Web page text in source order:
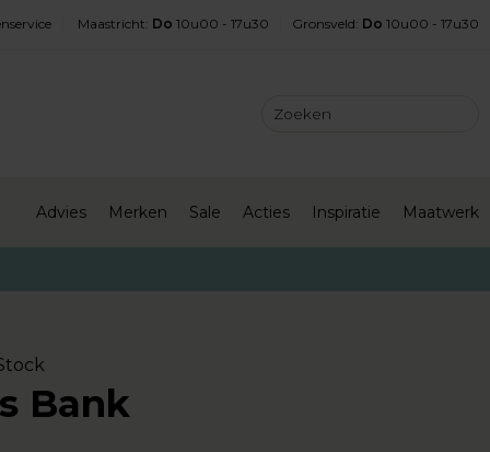
Maastricht: Do 10u00 - 17u30 Gronsveld: Do 10u00 - 17u30
Advies Merken Sale Acties Inspiratie Maatwerk
Bank